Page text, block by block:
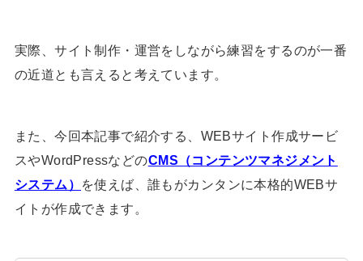
実際、サイト制作・運営をしながら練習をするのが一番
の近道とも言えると考えています。
また、今回本記事で紹介する、WEBサイト作成サービ
スやWordPressなどのCMS（コンテンツマネジメント
システム）
を使えば、誰もがカンタンに本格的WEBサ
イトが作成できます。